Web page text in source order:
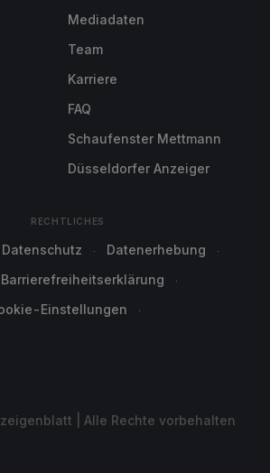
Mediadaten
Team
Karriere
FAQ
Schaufenster Mettmann
Düsseldorfer Anzeiger
RECHTLICHES
Datenschutz
Datenerhebung
Barrierefreiheitserklärung
Einstellungen
| Alle Rechte vorbehalten